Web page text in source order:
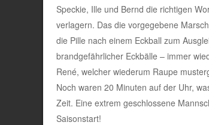
Speckie, Ille und Bernd die richtigen
verlagern. Das die vorgegebene
die Pille nach einem Eckball zum
brandgefährlicher Eckbälle – immer
René, welcher wiederum Raupe
Noch waren 20 Minuten auf der Uhr,
Zeit. Eine extrem geschlossene
Saisonstart!